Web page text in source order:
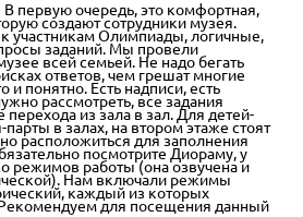
первую очередь, это комфортная,
создают сотрудники музея.
участникам Олимпиады, логичные,
заданий. Мы провели
всей семьей. Не надо бегать
ответов, чем грешат многие
и понятно. Есть надписи, есть
рассмотреть, все задания
перехода из зала в зал. Для детей-
парты в залах, на втором этаже стоят
расположиться для заполнения
посмотрите Диораму, у
режимов работы (она озвучена и
Нам включали режимы
каждый из которых
для посещения данный